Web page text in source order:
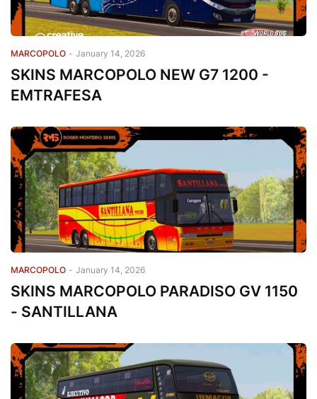
MARCOPOLO - January 14, 2026
SKINS MARCOPOLO NEW G7 1200 -
EMTRAFESA
MARCOPOLO - January 14, 2026
SKINS MARCOPOLO PARADISO GV 1150
- SANTILLANA